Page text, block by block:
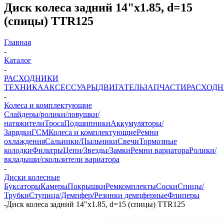
Диск колеса задний 14"х1.85, d=15
(спицы) TTR125
Главная
-
Каталог
-
РАСХОДНИКИ
ТЕХНИКААКСЕССУАРЫДВИГАТЕЛЬЗАПЧАСТИ
-
Колеса и комплектующие
Слайдеры/ролики/ловушки/
натяжителиТросаПодшипникиАккумуляторы/
ЗарядкиГСМКолеса и комплектующиеРемни
охлажденияСальники/ПыльникиСвечиТормозные
колодкиФильтрыЦепи/Звезды/ЗамкиРемни вариатораРолики/
вкладыши/скользители вариатора
-
Диски колесные
БуксаторыКамерыПокрышкиРемкомплектыСоскиСпицы/
ТрубкиСтупица/Демпфер/Резинки демпферныеФлиперы
-Диск колеса задний 14"х1.85, d=15 (спицы) TTR125